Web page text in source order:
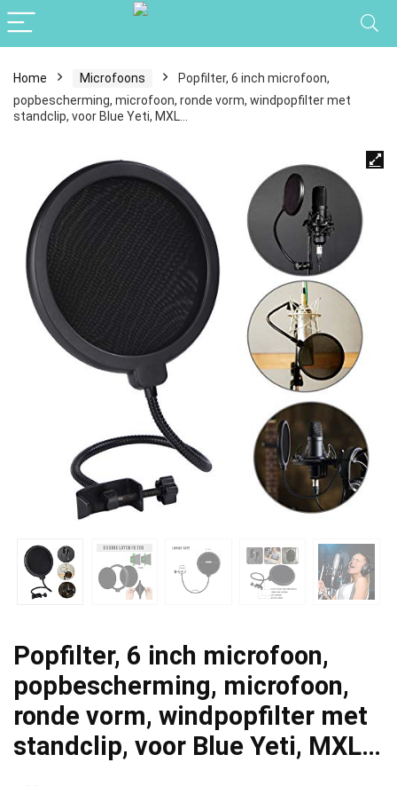
Home Microfoons
Popfilter, 6 inch microfoon,
popbescherming, microfoon, ronde vorm, windpopfilter met
standclip, voor Blue Yeti, MXL…
Popfilter, 6 inch microfoon,
popbescherming, microfoon,
ronde vorm, windpopfilter met
standclip, voor Blue Yeti, MXL…